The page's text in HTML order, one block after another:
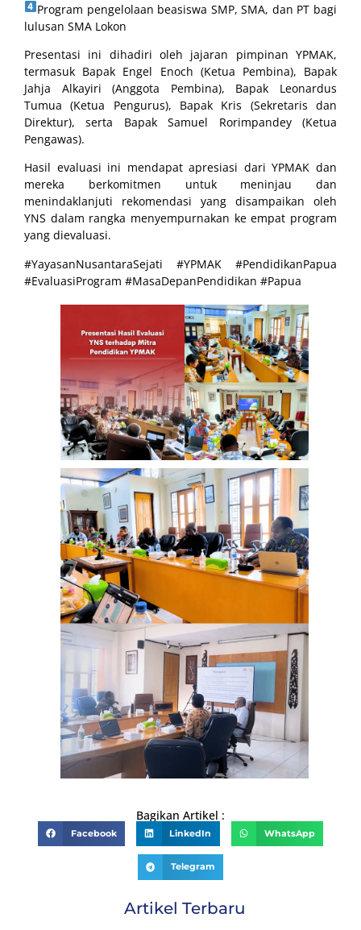
Program pengelolaan beasiswa SMP, SMA, dan PT bagi
lulusan SMA Lokon
Presentasi ini dihadiri oleh jajaran pimpinan YPMAK,
termasuk Bapak Engel Enoch (Ketua Pembina), Bapak
Jahja Alkayiri (Anggota Pembina), Bapak Leonardus
Tumua (Ketua Pengurus), Bapak Kris (Sekretaris dan
Direktur), serta Bapak Samuel Rorimpandey (Ketua
Pengawas).
Hasil evaluasi ini mendapat apresiasi dari YPMAK dan
mereka berkomitmen untuk meninjau dan
menindaklanjuti rekomendasi yang disampaikan oleh
YNS dalam rangka menyempurnakan ke empat program
yang dievaluasi.
#YayasanNusantaraSejati #YPMAK #PendidikanPapua
#EvaluasiProgram #MasaDepanPendidikan #Papua
Bagikan Artikel :
Facebook LinkedIn WhatsApp
Telegram
Artikel Terbaru